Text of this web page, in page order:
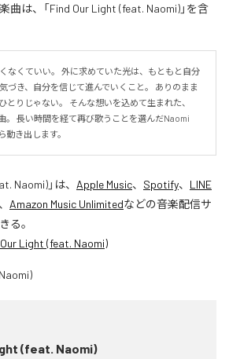
は、「Find Our Light (feat. Naomi)」を含
なくていい。 外に求めていた光は、もともと自分
づき、自分を信じて進んでいくこと。 ありのまま
とりじゃない。 そんな想いを込めて生まれた、
。 長い時間を経て再び歌うことを選んだNaomi
動き出します。
Naomi)」は、 Apple Music、 Spotify、 LINE
、 Amazon Music Unlimitedなどの音楽配信サ
る。
Light (feat. Naomi)
(feat. Naomi)